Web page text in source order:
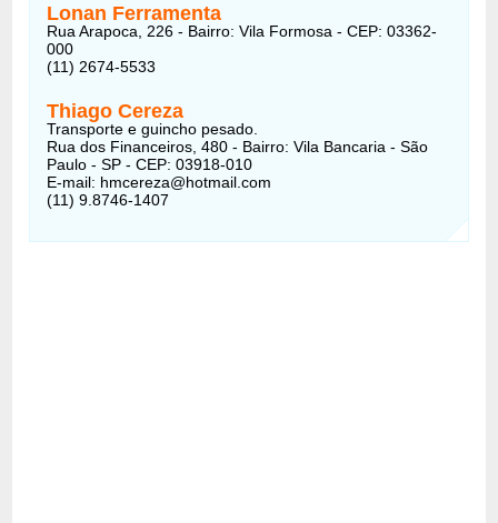
Lonan Ferramenta
Rua Arapoca, 226 - Bairro: Vila Formosa - CEP: 03362-
000
(11) 2674-5533
Thiago Cereza
Transporte e guincho pesado.
Rua dos Financeiros, 480 - Bairro: Vila Bancaria - São
Paulo - SP - CEP: 03918-010
E-mail: hmcereza@hotmail.com
(11) 9.8746-1407